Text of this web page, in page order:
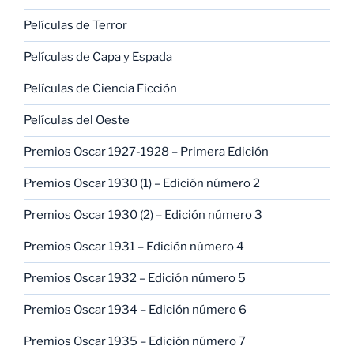
Películas de Terror
Películas de Capa y Espada
Películas de Ciencia Ficción
Películas del Oeste
Premios Oscar 1927-1928 – Primera Edición
Premios Oscar 1930 (1) – Edición número 2
Premios Oscar 1930 (2) – Edición número 3
Premios Oscar 1931 – Edición número 4
Premios Oscar 1932 – Edición número 5
Premios Oscar 1934 – Edición número 6
Premios Oscar 1935 – Edición número 7